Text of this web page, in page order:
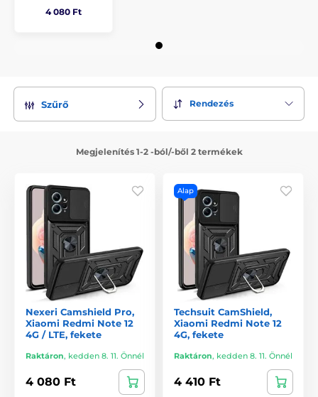
4 080 Ft
Szűrő Rendezés
Megjelenítés 1-2 -ból/-ből 2 termékek
Nexeri Camshield Pro,
Xiaomi Redmi Note 12
4G / LTE, fekete
Raktáron, kedden 8. 11. Önnél
4 080 Ft
Alap
Techsuit CamShield,
Xiaomi Redmi Note 12
4G, fekete
Raktáron, kedden 8. 11. Önnél
4 410 Ft